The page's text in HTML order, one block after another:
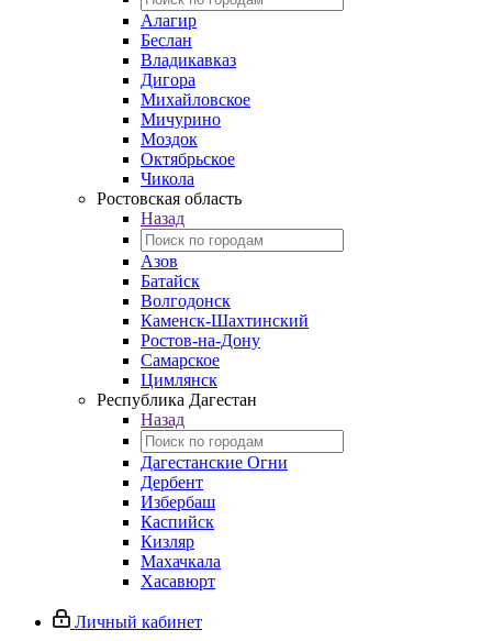
Алагир
Беслан
Владикавказ
Дигора
Михайловское
Мичурино
Моздок
Октябрьское
Чикола
Ростовская область
Назад
Азов
Батайск
Волгодонск
Каменск-Шахтинский
Ростов-на-Дону
Самарское
Цимлянск
Республика Дагестан
Назад
Дагестанские Огни
Дербент
Избербаш
Каспийск
Кизляр
Махачкала
Хасавюрт
Личный кабинет